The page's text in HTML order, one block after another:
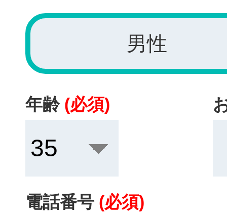
男性
年齢 (必須)
電話番号 (必須)